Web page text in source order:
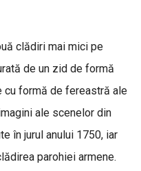
clădiri mai mici pe
de un zid de formă
cu formă de fereastră ale
ale scenelor din
în jurul anului 1750, iar
parohiei armene.